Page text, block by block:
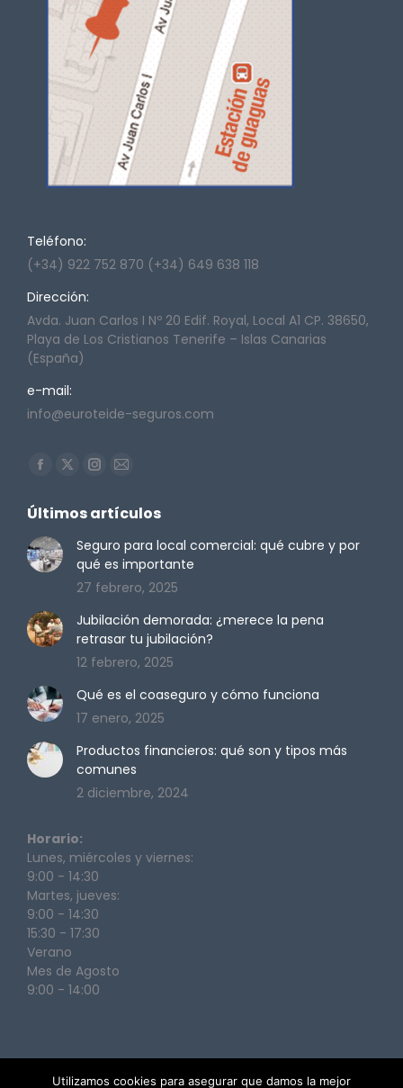
Teléfono:
(+34) 922 752 870 (+34) 649 638 118
Dirección:
Avda. Juan Carlos I Nº 20 Edif. Royal, Local A1 CP. 38650,
Playa de Los Cristianos Tenerife – Islas Canarias
(España)
e-mail:
info@euroteide-seguros.com
Encuéntranos en:
Facebook
opens
in
new
window
X
opens
in
new
window
Instagram
opens
in
new
window
Mail
opens
in
new
window
Últimos artículos
Seguro para local comercial: qué cubre y por
qué es importante
27 febrero, 2025
Jubilación demorada: ¿merece la pena
retrasar tu jubilación?
12 febrero, 2025
Qué es el coaseguro y cómo funciona
17 enero, 2025
Productos financieros: qué son y tipos más
comunes
2 diciembre, 2024
Horario:
Lunes, miércoles y viernes:
9:00 - 14:30
Martes, jueves:
9:00 - 14:30
15:30 - 17:30
Verano
Mes de Agosto
9:00 - 14:00
Utilizamos cookies para asegurar que damos la mejor